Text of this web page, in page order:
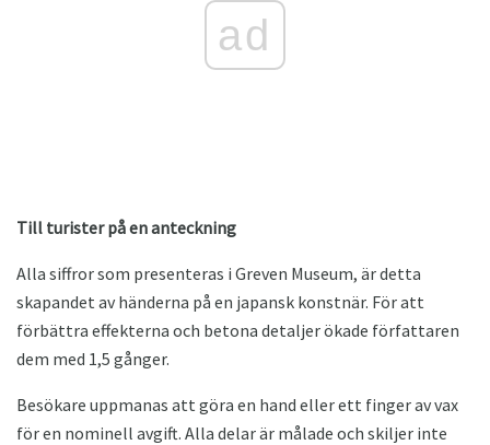
ad
Till turister på en anteckning
Alla siffror som presenteras i Greven Museum, är detta
skapandet av händerna på en japansk konstnär. För att
förbättra effekterna och betona detaljer ökade författaren
dem med 1,5 gånger.
Besökare uppmanas att göra en hand eller ett finger av vax
för en nominell avgift. Alla delar är målade och skiljer inte